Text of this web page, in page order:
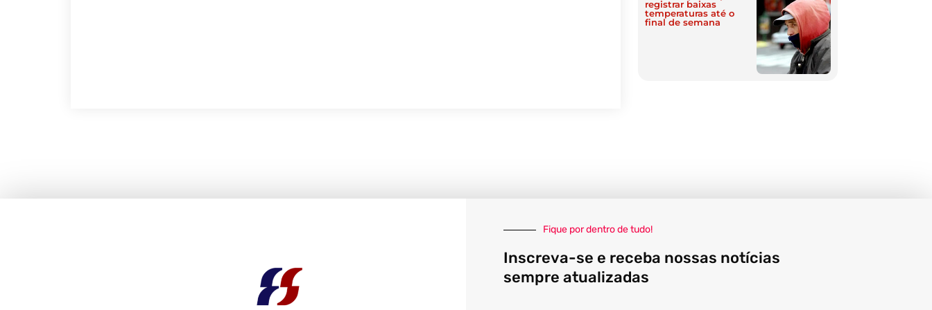
registrar baixas
temperaturas até o
final de semana
Fique por dentro de tudo!
Inscreva-se e receba nossas notícias
sempre atualizadas